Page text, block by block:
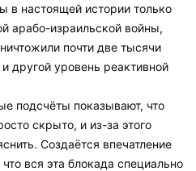
в настоящей истории только
арабо-израильской войны,
почти две тысячи
другой уровень реактивной
подсчёты показывают, что
скрыто, и из-за этого
Создаётся впечатление
вся эта блокада специально